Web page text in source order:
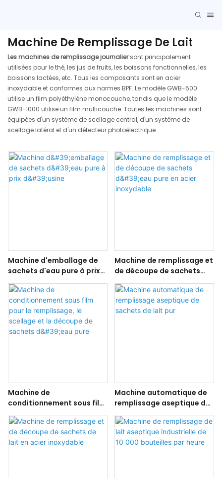
Machine De Remplissage De Lait
Les machines de remplissage journaliersont principalement
utilisées pour le thé, les jus de fruits, les boissons fonctionnelles, les
boissons lactées, etc. Tous les composants sont en acier
inoxydable et conformes aux normes BPF. Le modèle GWB-500
utilise un film polyéthylène monocouche, tandis que le modèle
GWB-1000 utilise un film multicouche. Toutes les machines sont
équipées d'un système de scellage central, d'un système de
scellage latéral et d'un détecteur photoélectrique.
Machine d'emballage de
sachets d'eau pure à prix
d'usine
Machine de remplissage et
de découpe de sachets
d'eau pure en acier
inoxydable
Machine de
conditionnement sous film
pour le remplissage, le
scellage et la découpe de
sachets d'eau pure
Machine automatique de
remplissage aseptique de
sachets de lait pur